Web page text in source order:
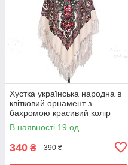
Хустка українська народна в
квітковий орнамент з
бахромою красивий колір
бежевий 110*110
В наявності 19 од.
340 ₴ 390 ₴